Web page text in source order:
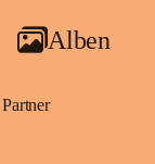
Alben
Partner